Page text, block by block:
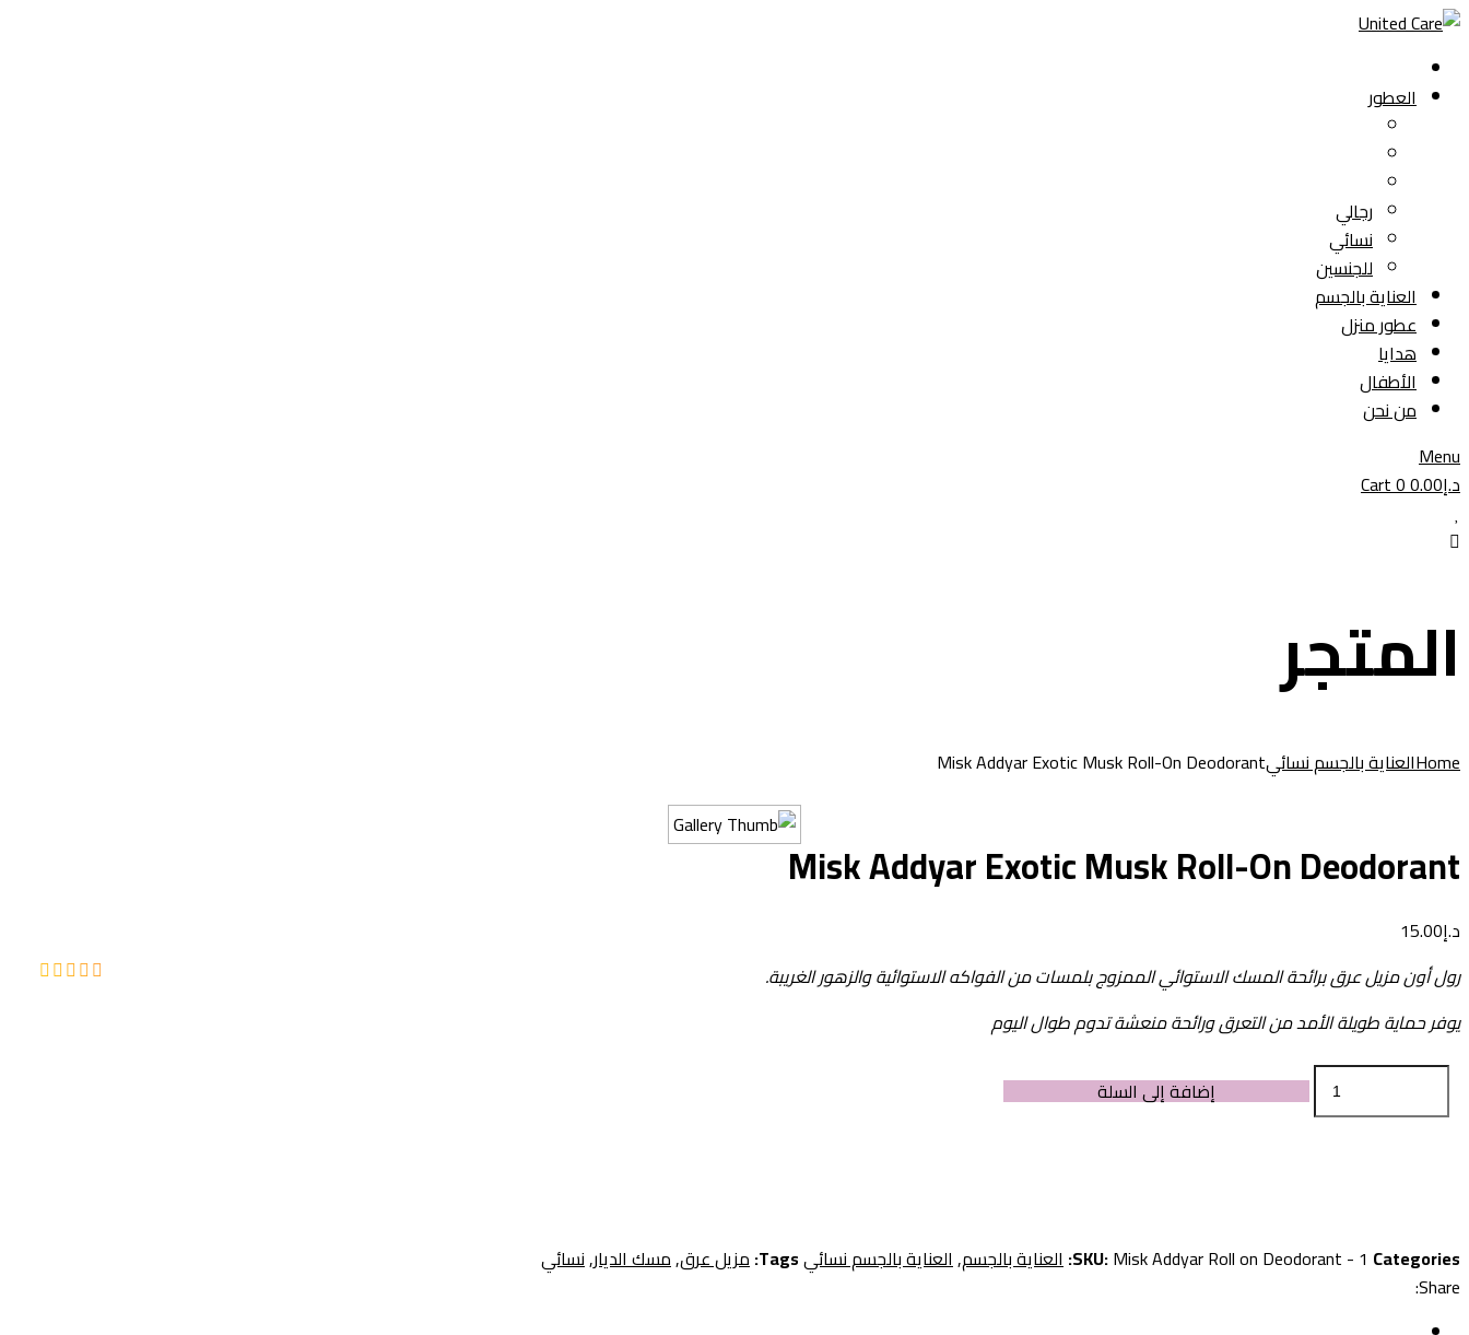
Skip
content
العطور
رجالي
نسائي
للجنسين
العناية بالجسم
عطور منزل
هدايا
الأطفال
من نحن
Menu
د.إ0.00
0
Cart
المتجر
Homeالعناية بالجسم نسائيMisk Addyar Exotic Musk Roll-On Deodorant
Misk Addyar Exotic Musk Roll-On Deodorant
د.إ15.00
رول أون مزيل عرق برائحة المسك الاستوائي الممزوج بلمسات من الفواكه الاستوائية والزهور الغريبة.
يوفر حماية طويلة الأمد من التعرق ورائحة منعشة تدوم طوال اليوم
Addyar
Deodorant
quantity
إضافة إلى السلة
SKU:Misk Addyar Roll on Deodorant - 1 Categories: العناية بالجسم,العناية بالجسم نسائيTags: مزيل عرق,مسك الديار,نسائي
Share: